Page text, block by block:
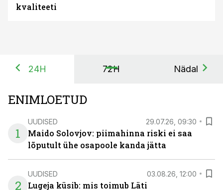
kvaliteeti
24H 72H Nädal
ENIMLOETUD
1
UUDISED 29.07.26, 09:30
Maido Solovjov: piimahinna riski ei saa
lõputult ühe osapoole kanda jätta
2
UUDISED 03.08.26, 12:00
Lugeja küsib: mis toimub Läti